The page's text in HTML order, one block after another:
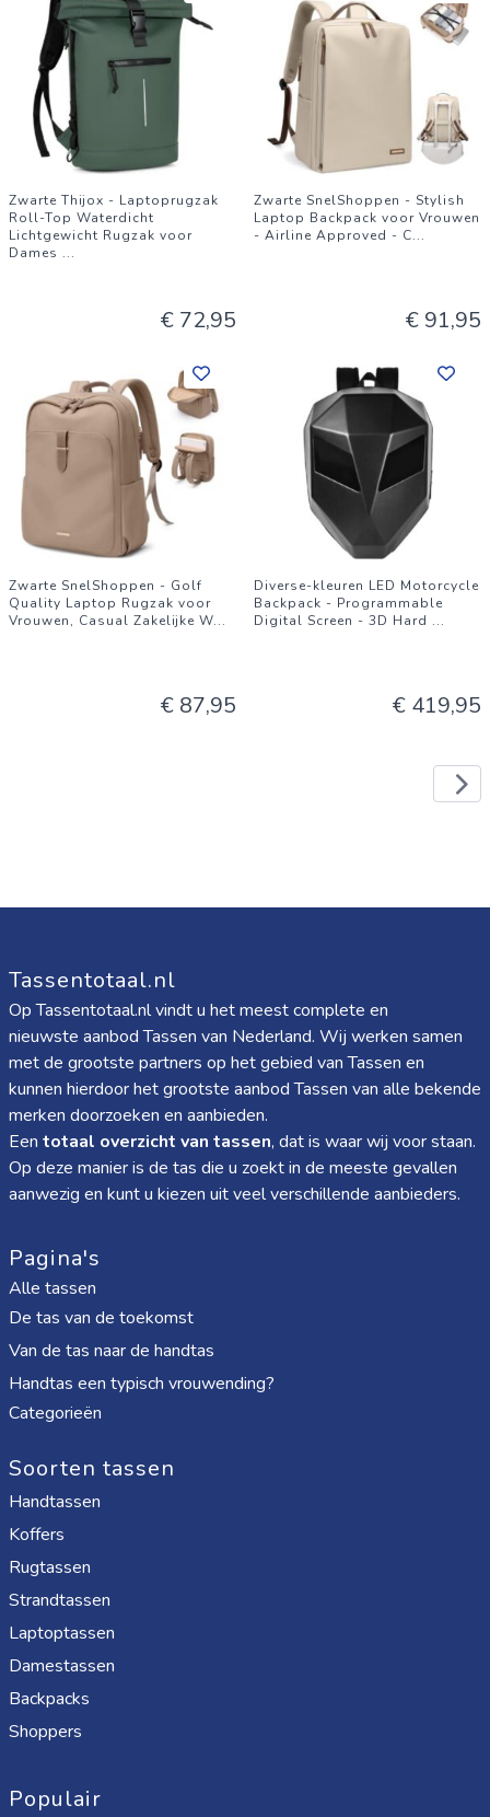
Zwarte Thijox - Laptoprugzak
Roll-Top Waterdicht
Lichtgewicht Rugzak voor
Dames ...
€ 72,95
Zwarte SnelShoppen - Stylish
Laptop Backpack voor Vrouwen
- Airline Approved - C...
€ 91,95
Zwarte SnelShoppen - Golf
Quality Laptop Rugzak voor
Vrouwen, Casual Zakelijke W...
€ 87,95
Diverse-kleuren LED Motorcycle
Backpack - Programmable
Digital Screen - 3D Hard ...
€ 419,95
Tassentotaal.nl
Op Tassentotaal.nl vindt u het meest complete en
nieuwste aanbod Tassen van Nederland. Wij werken samen
met de grootste partners op het gebied van Tassen en
kunnen hierdoor het grootste aanbod Tassen van alle bekende
merken doorzoeken en aanbieden.
Een totaal overzicht van tassen, dat is waar wij voor staan.
Op deze manier is de tas die u zoekt in de meeste gevallen
aanwezig en kunt u kiezen uit veel verschillende aanbieders.
Pagina's
Alle tassen
De tas van de toekomst
Van de tas naar de handtas
Handtas een typisch vrouwending?
Categorieën
Soorten tassen
Handtassen
Koffers
Rugtassen
Strandtassen
Laptoptassen
Damestassen
Backpacks
Shoppers
Populair